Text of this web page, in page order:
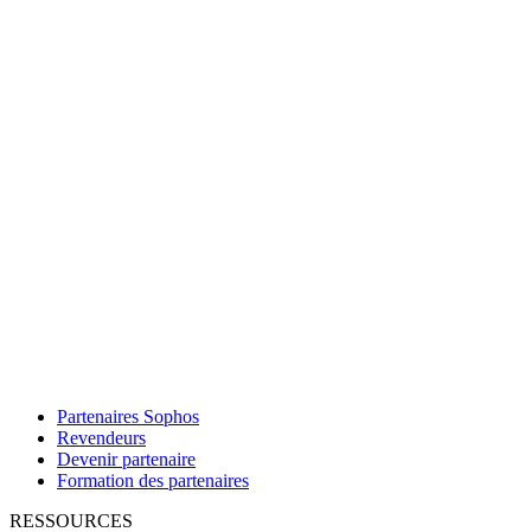
Partenaires Sophos
Revendeurs
Devenir partenaire
Formation des partenaires
RESSOURCES